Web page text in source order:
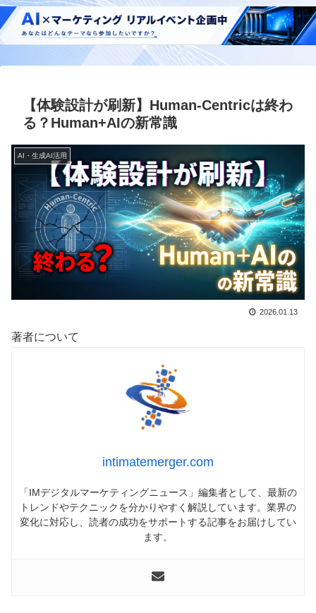
【体験設計が刷新】Human-Centricは終わ
る？Human+AIの新常識
AI・生成AI活用
2026.01.13
著者について
intimatemerger.com
「IMデジタルマーケティングニュース」編集者として、最新の
トレンドやテクニックを分かりやすく解説しています。業界の
変化に対応し、読者の成功をサポートする記事をお届けしてい
ます。